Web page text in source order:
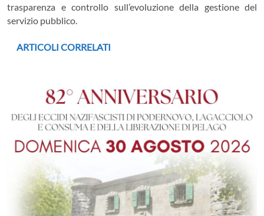
trasparenza e controllo sull’evoluzione della gestione del
servizio pubblico.
ARTICOLI CORRELATI